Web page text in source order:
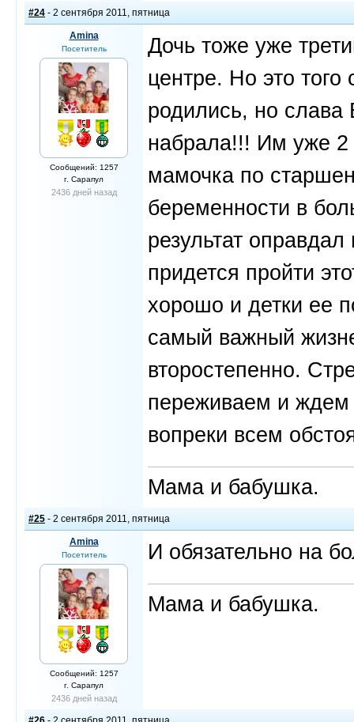
#24 - 2 сентября 2011, пятница
Amina
Посетитель
Сообщений: 1257
г. Сарапул
2436 дней назад
Дочь тоже уже
центре. Но это
родились, но слава
набрала!!! Им уже 2
мамочка по
беременности в
результат
придется пройти
хорошо и детки ее
самый важный
второстепенно.
переживаем и ждем
вопреки всем
Мама и бабушка.
#25 - 2 сентября 2011, пятница
Amina
Посетитель
Сообщений: 1257
г. Сарапул
2436 дней назад
И обязательно на
Мама и бабушка.